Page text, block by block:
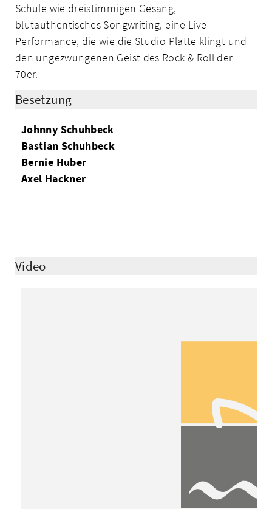
Schule wie dreistimmigen Gesang,
blutauthentisches Songwriting, eine Live
Performance, die wie die Studio Platte klingt und
den ungezwungenen Geist des Rock & Roll der
70er.
Besetzung
Johnny Schuhbeck
Bastian Schuhbeck
Bernie Huber
Axel Hackner
Video